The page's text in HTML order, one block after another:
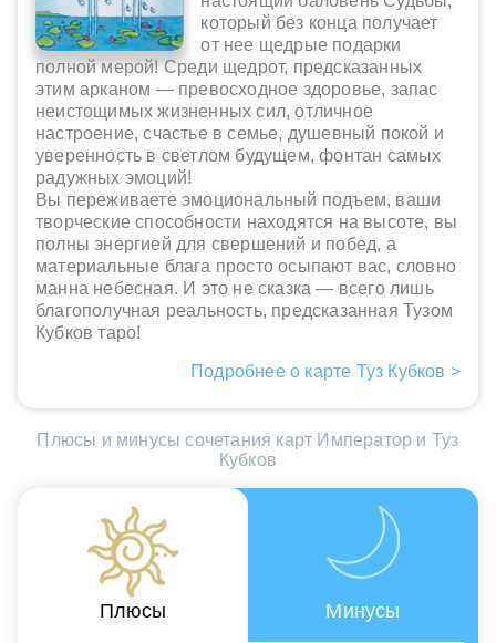
который без конца получает
от нее щедрые подарки
полной мерой! Среди щедрот, предсказанных
этим арканом — превосходное здоровье, запас
неистощимых жизненных сил, отличное
настроение, счастье в семье, душевный покой и
уверенность в светлом будущем, фонтан самых
радужных эмоций!
Вы переживаете эмоциональный подъем, ваши
творческие способности находятся на высоте, вы
полны энергией для свершений и побед, а
материальные блага просто осыпают вас, словно
манна небесная. И это не сказка — всего лишь
благополучная реальность, предсказанная Тузом
Кубков таро!
Подробнее о карте Туз Кубков >
Плюсы и минусы сочетания карт Император и Туз
Кубков
Плюсы Минусы